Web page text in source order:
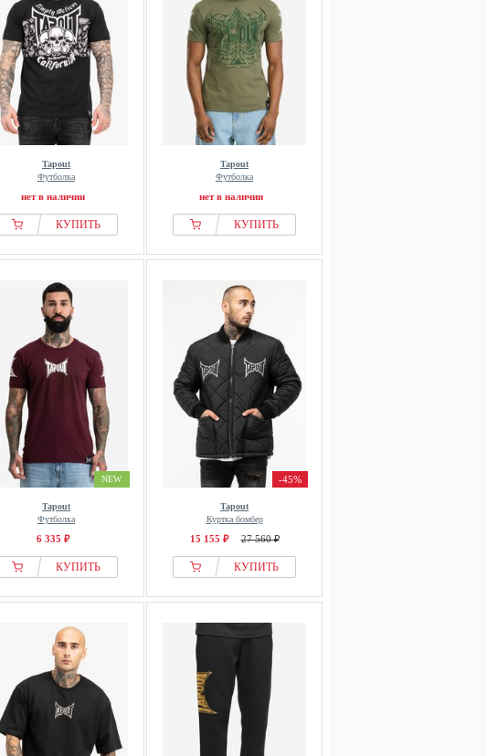
Tapout
Футболка
нет в наличии
КУПИТЬ
Tapout
Футболка
нет в наличии
КУПИТЬ
NEW
Tapout
Футболка
6 335 ₽
КУПИТЬ
-45%
Tapout
Куртка бомбер
15 155 ₽ 27 560 ₽
КУПИТЬ